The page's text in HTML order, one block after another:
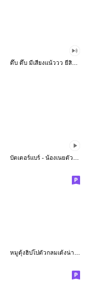
หมูดุ้งฮิปโปตัวกลมเด้งน่ารัก